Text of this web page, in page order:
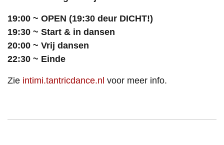
19:00 ~ OPEN (19:30 deur DICHT!)
19:30 ~ Start & in dansen
20:00 ~ Vrij dansen
22:30 ~ Einde
Zie intimi.tantricdance.nl voor meer info.